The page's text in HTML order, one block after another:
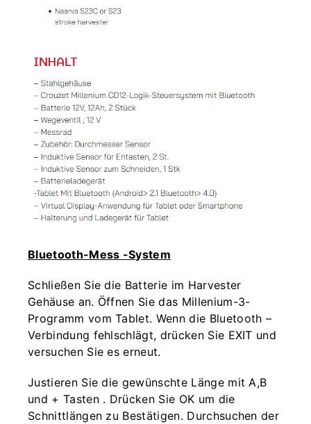
Bluetooth-Mess -System
Schließen Sie die Batterie im Harvester
Gehäuse an. Öffnen Sie das Millenium-3-
Programm vom Tablet. Wenn die Bluetooth –
Verbindung fehlschlägt, drücken Sie EXIT und
versuchen Sie es erneut.
Justieren Sie die gewünschte Länge mit A,B
und + Tasten . Drücken Sie OK um die
Schnittlängen zu Bestätigen. Durchsuchen der